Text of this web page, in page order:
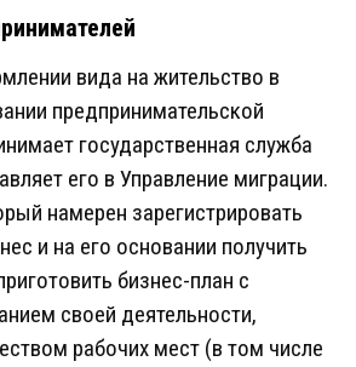
вида на жительство в
предпринимательской
государственная служба
его в Управление миграции.
намерен зарегистрировать
и на его основании получить
бизнес-план с
своей деятельности,
рабочих мест (в том числе